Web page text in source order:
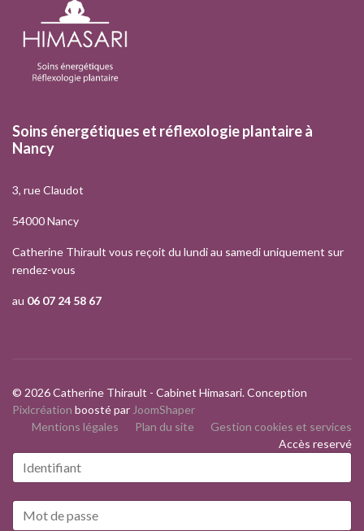
Soins énergétiques et réflexologie plantaire à
Nancy
3, rue Claudot
54000 Nancy
Catherine Thirault vous reçoit du lundi au samedi uniquement sur
rendez-vous
au 06 07 24 58 67
© 2026 Catherine Thirault - Cabinet Himasari. Conception
Pixlcréation boosté parJoomShaper
Mentions légales
Plan du site
Gestion cookies et services
Accès reservé